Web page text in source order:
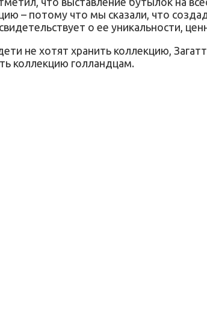
– потому что мы сказали, что
о ее уникальности,
не хотят хранить коллекцию,
коллекцию голландцам.